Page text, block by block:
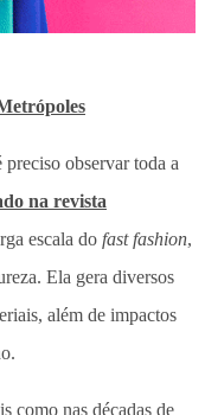
preciso observar toda a
na revista
escala do fast fashion,
Ela gera diversos
além de impactos
como nas décadas de